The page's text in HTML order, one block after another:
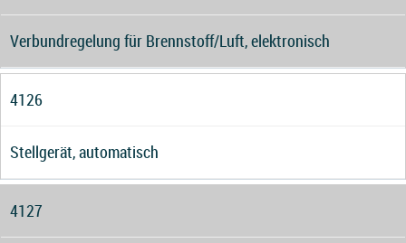
Verbundregelung für Brennstoff/Luft, elektronisch
4126
Stellgerät, automatisch
4127